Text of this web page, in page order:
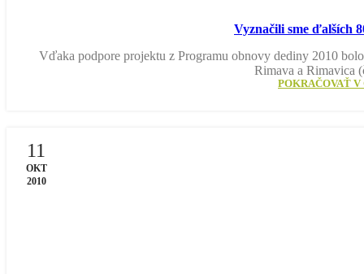
Vyznačili sme ďalších
Vďaka podpore projektu z Programu obnovy dediny 2010
Rimava a Rimavica
POKRAČOVAŤ
11
OKT
2010